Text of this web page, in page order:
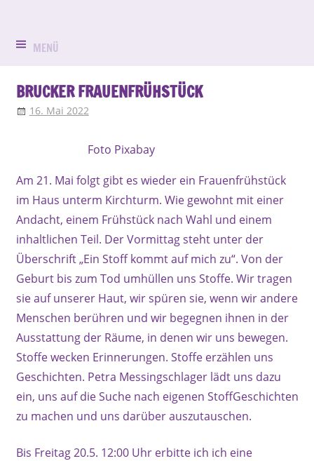
springen
und
Paul
Erlangen-
Bruck
in
MENÜ
BRUCKER FRAUENFRÜHSTÜCK
16. Mai 2022
Foto Pixabay
Am 21. Mai folgt gibt es wieder ein Frauenfrühstück
im Haus unterm Kirchturm. Wie gewohnt mit einer
Andacht, einem Frühstück nach Wahl und einem
inhaltlichen Teil. Der Vormittag steht unter der
Überschrift „Ein Stoff kommt auf mich zu“. Von der
Geburt bis zum Tod umhüllen uns Stoffe. Wir tragen
sie auf unserer Haut, wir spüren sie, wenn wir andere
Menschen berühren und wir begegnen ihnen in der
Ausstattung der Räume, in denen wir uns bewegen.
Stoffe wecken Erinnerungen. Stoffe erzählen uns
Geschichten. Petra Messingschlager lädt uns dazu
ein, uns auf die Suche nach eigenen StoffGeschichten
zu machen und uns darüber auszutauschen.
Bis Freitag 20.5. 12:00 Uhr erbitte ich ich eine